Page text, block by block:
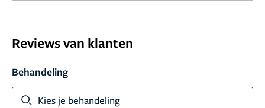
Reviews van klanten
Behandeling
Kies je behandeling